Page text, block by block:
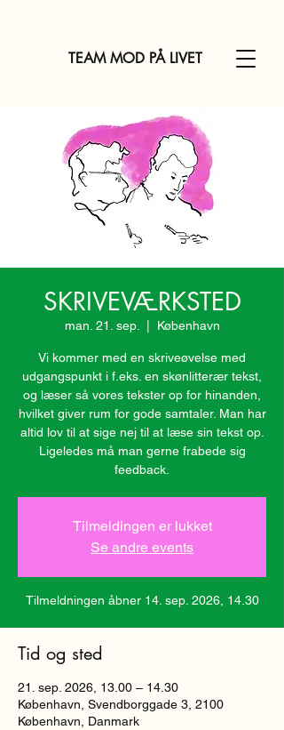
TEAM MOD PÅ LIVET
SKRIVEVÆRKSTED
man. 21. sep. København
Vi kommer med en skriveøvelse med
udgangspunkt i f.eks. en skønlitterær tekst,
og læser så vores tekster op for hinanden,
hvilket giver rum for gode samtaler. Man har
altid lov til at sige nej til at læse sin tekst op.
Ligeledes må man gerne frabede sig
feedback.
Tilmeldingen er lukket
Se andre events
Tilmeldningen åbner 14. sep. 2026, 14.30
Tid og sted
21. sep. 2026, 13.00 – 14.30
København, Svendborggade 3, 2100
København, Danmark